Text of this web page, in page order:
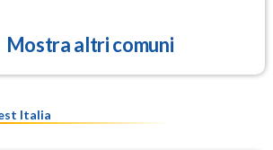
Mostra altri comuni
Italia